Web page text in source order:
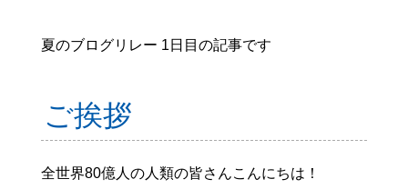
夏のブログリレー 1日目の記事です
ご挨拶
全世界80億人の人類の皆さんこんにちは！